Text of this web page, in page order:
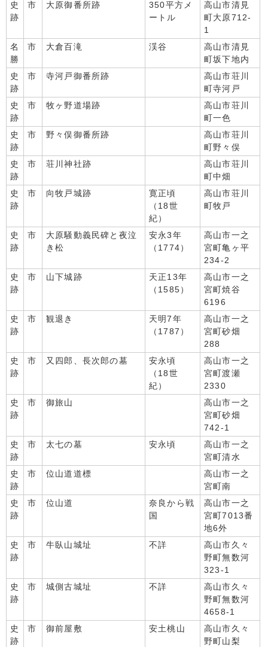
史
跡
市 大原御番所跡
350平方メ
ートル
高山市清見
町大原712-
1
名
勝
市 大倉百滝 渓谷
高山市清見
町坂下地内
史
跡
市 寺河戸御番所跡
高山市荘川
町寺河戸
史
跡
市 牧ヶ野道場跡
高山市荘川
町一色
史
跡
市 野々俣御番所跡
高山市荘川
町野々俣
史
跡
市 荘川神社跡
高山市荘川
町中畑
史
跡
市 向牧戸城跡
寛正頃
（18世
紀）
高山市荘川
町牧戸
史
跡
市
大原騒動義民碑と夜泣
き松
安永3年
（1774）
高山市一之
宮町亀ヶ平
234-2
史
跡
市 山下城跡
天正13年
（1585）
高山市一之
宮町焼谷
6196
史
跡
市 観退き
天明7年
（1787）
高山市一之
宮町砂畑
288
史
跡
市 又四郎、長次郎の墓
安永頃
（18世
紀）
高山市一之
宮町渡瀬
2330
史
跡
市 御旅山
高山市一之
宮町砂畑
742-1
史
跡
市 太七の墓 安永頃
高山市一之
宮町清水
史
跡
市 位山道道標
高山市一之
宮町南
史
跡
市 位山道
奈良から戦
国
高山市一之
宮町7013番
地6外
史
跡
市 牛臥山城址 不詳
高山市久々
野町無数河
323-1
史
跡
市 城側古城址 不詳
高山市久々
野町無数河
4658-1
史
跡
市 御前屋敷 安土桃山
高山市久々
野町山梨